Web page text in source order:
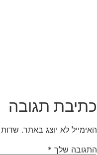
כתיבת תגובה
האימייל לא יוצג באתר.
התגובה שלך *